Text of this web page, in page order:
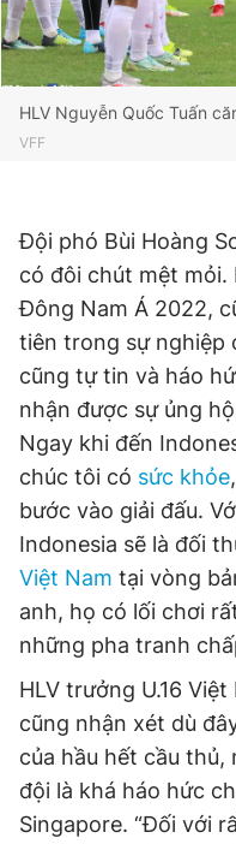
Giấy phép xuất bản số
© 2003-2026 Bản quyền
chép dưới mọi hình thức
bản. Phát triển bởi ePi
HLV Nguyễn Quốc Tuấn
VFF
Đội phó Bùi Hoàng
có đôi chút mệt mỏi.
Đông Nam Á 2022,
tiên trong sự nghiệp
cũng tự tin và háo
nhận được sự ủng
Ngay khi đến
chúc tôi có sức khỏe
bước vào giải đấu.
Indonesia sẽ là đối
Việt Nam tại vòng
anh, họ có lối chơi
những pha tranh
HLV trưởng U.16
cũng nhận xét dù
của hầu hết cầu
đội là khá háo hức
Singapore. “Đối với